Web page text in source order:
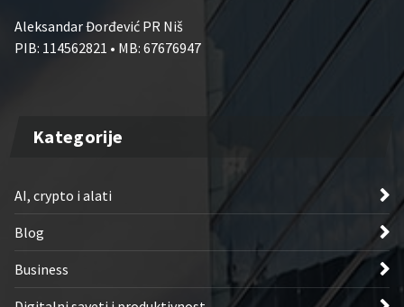
Aleksandar Đorđević PR Niš
PIB: 114562821 • MB: 67676947
Kategorije
AI, crypto i alati
Blog
Business